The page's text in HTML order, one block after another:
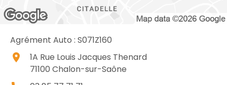
Agrément Auto : S071Z160
place
1A Rue Louis Jacques Thenard
71100 Chalon-sur-Saône